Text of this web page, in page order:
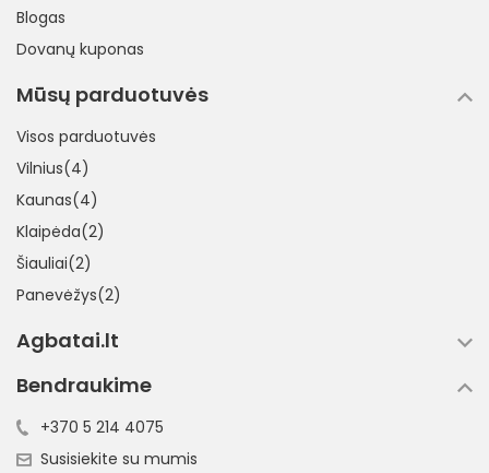
Blogas
Dovanų kuponas
Mūsų parduotuvės
Visos parduotuvės
Vilnius(4)
Kaunas(4)
Klaipėda(2)
Šiauliai(2)
Panevėžys(2)
Agbatai.lt
Bendraukime
+370 5 214 4075
Susisiekite su mumis